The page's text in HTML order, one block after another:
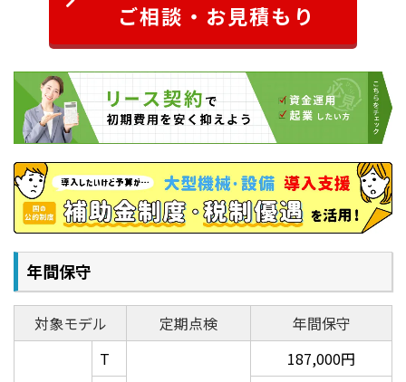
メディアのセットが簡単、正確
X,Y方向に設置されているワークガイドにより、メディ
アの位置決めがスムーズになり、作業効率がアップ。ま
たメディアサイズに合わせて、ワークガイドを取り外し
て使用することも可能です。
1：カット有効範囲
2：メディア
4：原点シール
5：ワークガイドピン
ご相談・お見積もり
年間保守
対象モデル 定期点検 年間保守
T
187,000円